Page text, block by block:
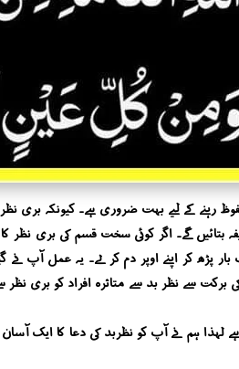
کے لیے بہت ضروری ہے۔ کیونکہ بری نظر
گے۔ اگر کوئی سخت قسم کی بری نظر کا
بار پڑھ کر اپنے اوپر دم کر لے۔ یہ عمل آپ
برکت سے نظر بد سے متاثرہ افراد کو بری
ہم نے آپ کو نظربد کی دعا کا ایک